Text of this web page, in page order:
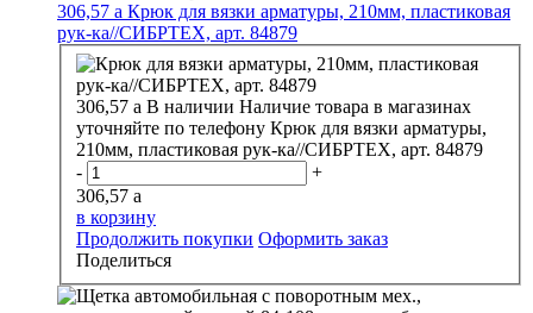
306,57 a Крюк для вязки арматуры, 210мм, пластиковая
рук-ка//СИБРТЕХ, арт. 84879
306,57 a В наличии Наличие товара в магазинах
уточняйте по телефону Крюк для вязки арматуры,
210мм, пластиковая рук-ка//СИБРТЕХ, арт. 84879
-
+
306,57 a
в корзину
Продолжить покупки Оформить заказ
Поделиться